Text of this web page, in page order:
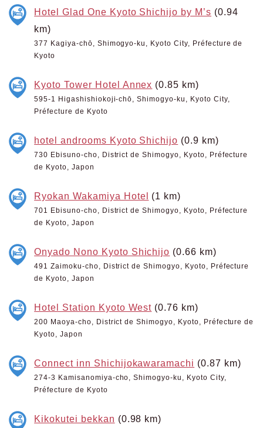
Hotel Glad One Kyoto Shichijo by M’s (0.94
km)
377 Kagiya-chō, Shimogyo-ku, Kyoto City, Préfecture de
Kyoto
Kyoto Tower Hotel Annex (0.85 km)
595-1 Higashishiokoji-chō, Shimogyo-ku, Kyoto City,
Préfecture de Kyoto
hotel androoms Kyoto Shichijo (0.9 km)
730 Ebisuno-cho, District de Shimogyo, Kyoto, Préfecture
de Kyoto, Japon
Ryokan Wakamiya Hotel (1 km)
701 Ebisuno-cho, District de Shimogyo, Kyoto, Préfecture
de Kyoto, Japon
Onyado Nono Kyoto Shichijo (0.66 km)
491 Zaimoku-cho, District de Shimogyo, Kyoto, Préfecture
de Kyoto, Japon
Hotel Station Kyoto West (0.76 km)
200 Maoya-cho, District de Shimogyo, Kyoto, Préfecture de
Kyoto, Japon
Connect inn Shichijokawaramachi (0.87 km)
274-3 Kamisanomiya-cho, Shimogyo-ku, Kyoto City,
Préfecture de Kyoto
Kikokutei bekkan (0.98 km)